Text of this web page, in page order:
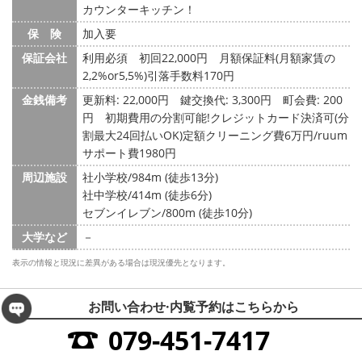
カウンターキッチン！
保 険
加入要
保証会社
利用必須 初回22,000円 月額保証料(月額家賃の
2,2%or5,5%)引落手数料170円
金銭備考
更新料: 22,000円 鍵交換代: 3,300円
町会費: 200
円
初期費用の分割可能!クレジットカード決済可(分
割最大24回払いOK)定額クリーニング費6万円/ruum
サポート費1980円
周辺施設
社小学校/984m (徒歩13分)
社中学校/414m (徒歩6分)
セブンイレブン/800m (徒歩10分)
大学など
－
表示の情報と現況に差異がある場合は現況優先となります。
お問い合わせ·内覧予約はこちらから
079-451-7417